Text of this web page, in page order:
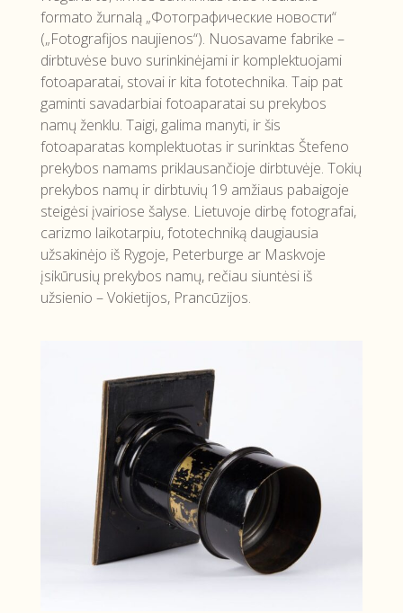
formato žurnalą „Фотографические новости“
(„Fotografijos naujienos“). Nuosavame fabrike –
dirbtuvėse buvo surinkinėjami ir komplektuojami
fotoaparatai, stovai ir kita fototechnika. Taip pat
gaminti savadarbiai fotoaparatai su prekybos
namų ženklu. Taigi, galima manyti, ir šis
fotoaparatas komplektuotas ir surinktas Štefeno
prekybos namams priklausančioje dirbtuvėje. Tokių
prekybos namų ir dirbtuvių 19 amžiaus pabaigoje
steigėsi įvairiose šalyse. Lietuvoje dirbę fotografai,
carizmo laikotarpiu, fototechniką daugiausia
užsakinėjo iš Rygoje, Peterburge ar Maskvoje
įsikūrusių prekybos namų, rečiau siuntėsi iš
užsienio – Vokietijos, Prancūzijos.